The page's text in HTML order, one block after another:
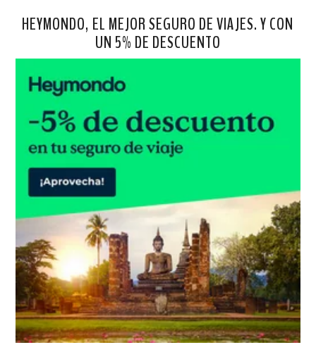
HEYMONDO, EL MEJOR SEGURO DE VIAJES. Y CON
UN 5% DE DESCUENTO